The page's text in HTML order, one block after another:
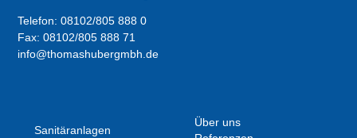
Telefon:08102/805 888 0
Fax:08102/805 888 71
info@thomashubergmbh.de
Sanitäranlagen
Über uns